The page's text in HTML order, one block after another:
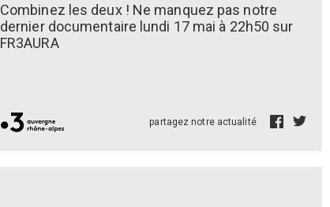
Combinez les deux ! Ne manquez pas notre
dernier documentaire lundi 17 mai à 22h50 sur
FR3AURA
partagez notre actualité